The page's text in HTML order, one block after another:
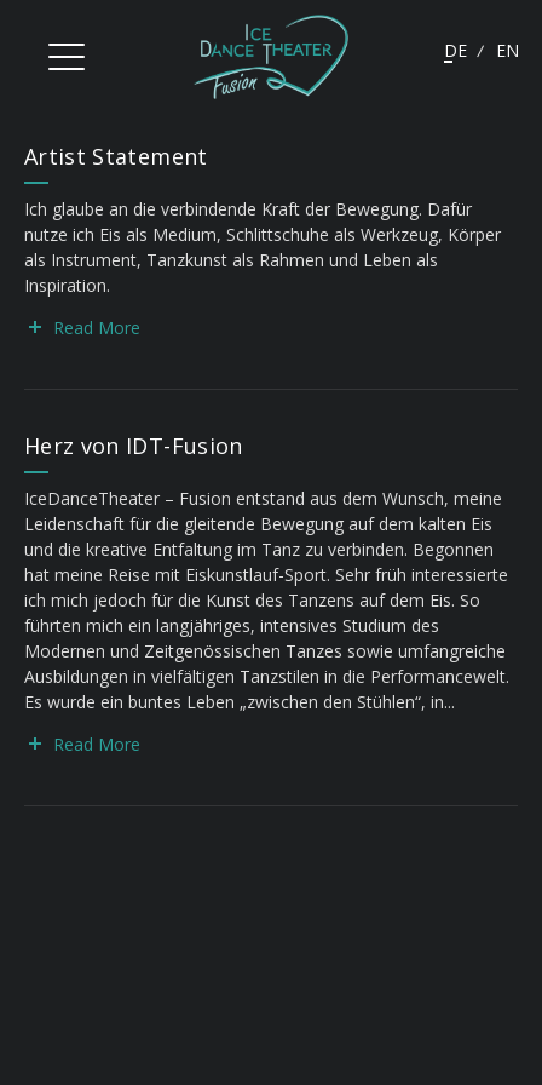
Deutsch
Artist Statement
Ich glaube an die verbindende Kraft der Bewegung. Dafür
nutze ich Eis als Medium, Schlittschuhe als Werkzeug, Körper
als Instrument, Tanzkunst als Rahmen und Leben als
Inspiration.
Read More
Herz von IDT-Fusion
IceDanceTheater – Fusion entstand aus dem Wunsch, meine
Leidenschaft für die gleitende Bewegung auf dem kalten Eis
und die kreative Entfaltung im Tanz zu verbinden. Begonnen
hat meine Reise mit Eiskunstlauf-Sport. Sehr früh interessierte
ich mich jedoch für die Kunst des Tanzens auf dem Eis. So
führten mich ein langjähriges, intensives Studium des
Modernen und Zeitgenössischen Tanzes sowie umfangreiche
Ausbildungen in vielfältigen Tanzstilen in die Performancewelt.
Es wurde ein buntes Leben „zwischen den Stühlen“, in...
Read More